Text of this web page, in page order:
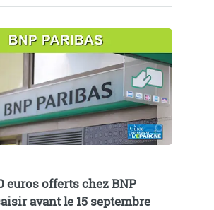
euros offerts chez BNP
avant le 15 septembre